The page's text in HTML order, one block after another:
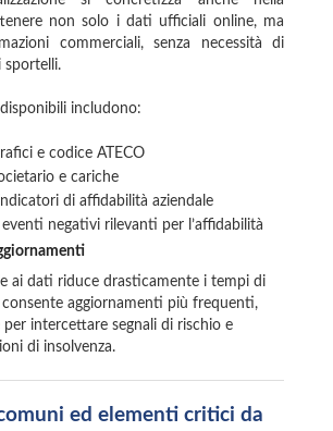
non solo i dati ufficiali online, ma
commerciali, senza necessità di
sportelli.
includono:
e codice ATECO
e cariche
di affidabilità aziendale
negativi rilevanti per l’affidabilità
ai dati riduce drasticamente i tempi di
aggiornamenti più frequenti,
intercettare segnali di rischio e
di insolvenza.
ed elementi critici da